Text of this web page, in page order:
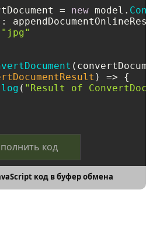
= new model.
:
"jpg"
) => {
log ( "Result of
код
код в буфер обмена